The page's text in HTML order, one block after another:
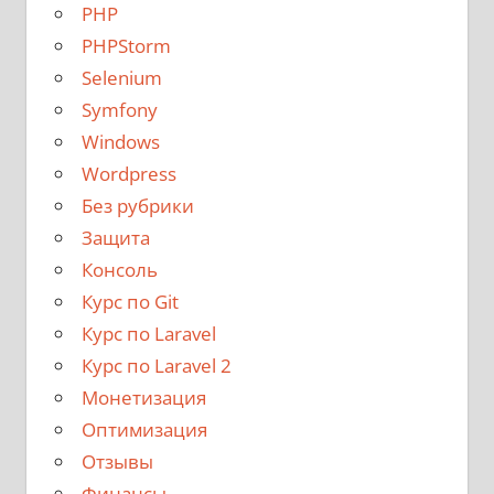
PHP
PHPStorm
Selenium
Symfony
Windows
Wordpress
Без рубрики
Защита
Консоль
Курс по Git
Курс по Laravel
Курс по Laravel 2
Монетизация
Оптимизация
Отзывы